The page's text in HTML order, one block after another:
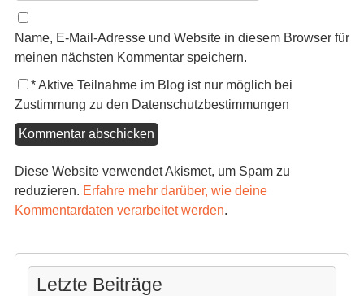
Name, E-Mail-Adresse und Website in diesem Browser für
meinen nächsten Kommentar speichern.
*Aktive Teilnahme im Blog ist nur möglich bei
Zustimmung zu den Datenschutzbestimmungen
Diese Website verwendet Akismet, um Spam zu
reduzieren. Erfahre mehr darüber, wie deine
Kommentardaten verarbeitet werden.
Letzte Beiträge